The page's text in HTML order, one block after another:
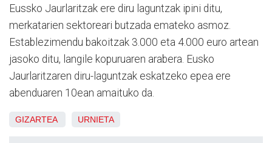
Eussko Jaurlaritzak ere diru laguntzak ipini ditu,
merkatarien sektoreari butzada emateko asmoz.
Establezimendu bakoitzak 3.000 eta 4.000 euro artean
jasoko ditu, langile kopuruaren arabera. Eusko
Jaurlaritzaren diru-laguntzak eskatzeko epea ere
abenduaren 10ean amaituko da.
GIZARTEA URNIETA